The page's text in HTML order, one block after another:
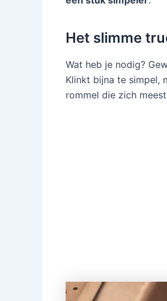
Het slimme
Wat heb je nodig?
Klinkt bijna te simpel,
rommel die zich